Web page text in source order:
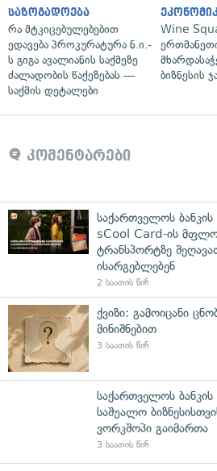
საზოგადოება
რა მტკიცებულებებით
ედავება პროკურატურა ნ.ი.-
ს გიგა ავალიანის საქმეზე
ძალადობის წაქეზებას —
საქმის დეტალები
Wine
ბიზნესის
კომენტარები
საქართველოს
sCool Card-ის
ტრანსპორტზე
ისარგებლებენ
2 საათის წინ
ქვიზი: გამოიცანი
მინიშნებით
3 საათის წინ
საქართველოს
საშუალო
ვორკშოპი გაიმართა
3 საათის წინ